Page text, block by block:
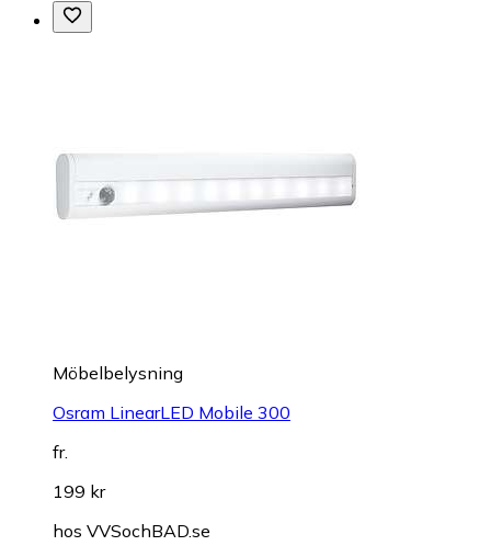
Möbelbelysning
Osram LinearLED Mobile 300
fr.
199 kr
hos VVSochBAD.se